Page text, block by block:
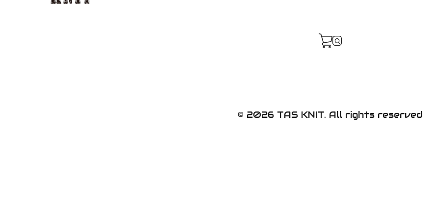
© 2026 TAS KNIT. All rights reserved